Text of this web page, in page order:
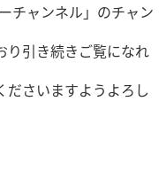
チャンネル」のチャン
り引き続きご覧になれ
ださいますようよろし